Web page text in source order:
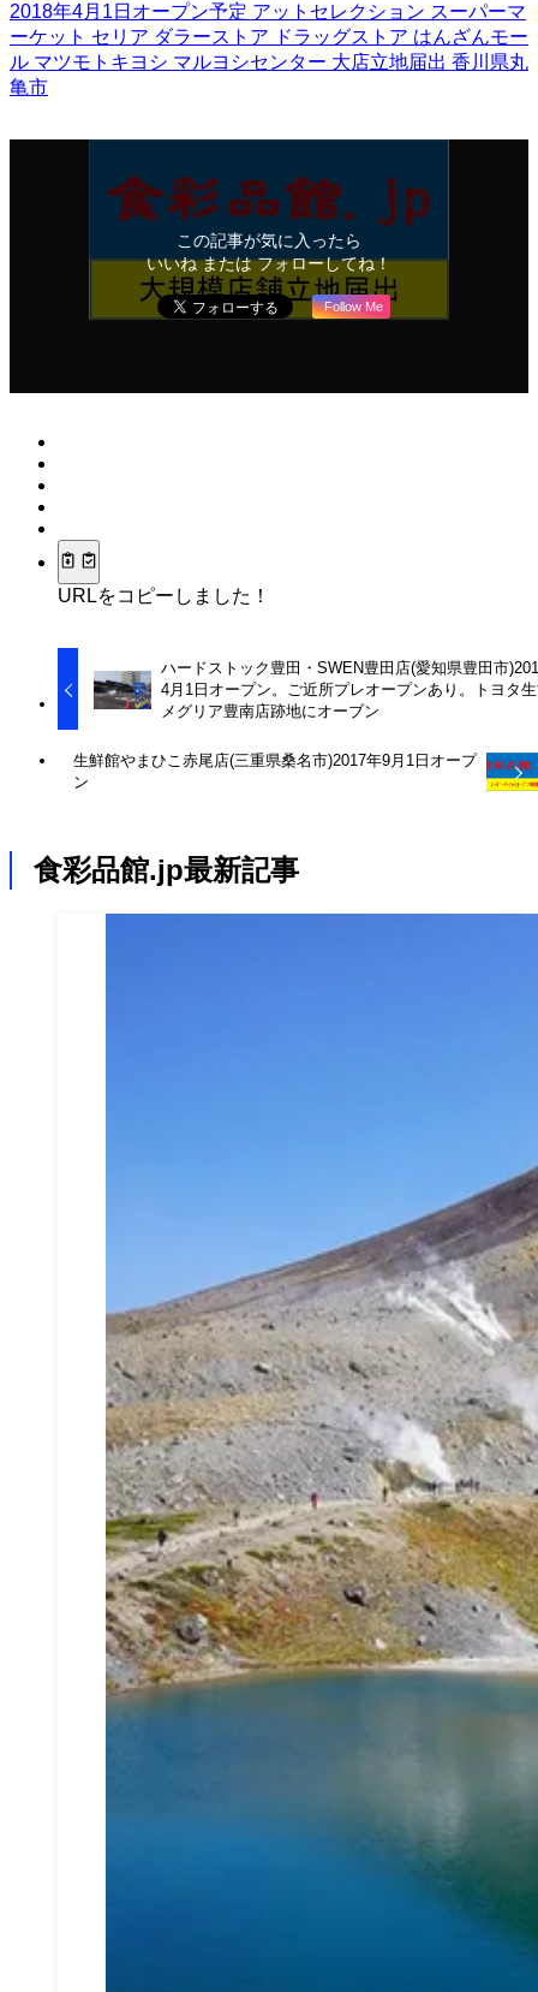
2018年4月1日オープン予定 アットセレクション スーパーマ
ーケット セリア ダラーストア ドラッグストア はんざんモー
ル マツモトキヨシ マルヨシセンター 大店立地届出 香川県丸
亀市
この記事が気に入ったら
いいね または フォローしてね！
Follow Me
URLをコピーしました！
ハードストック豊田・SWEN豊田店(愛知県豊田市
4月1日オープン。ご近所プレオープンあり。トヨタ
メグリア豊南店跡地にオーブン
生鮮館やまひこ赤尾店(三重県桑名市)2017年9月1日オープ
ン
食彩品館.jp最新記事